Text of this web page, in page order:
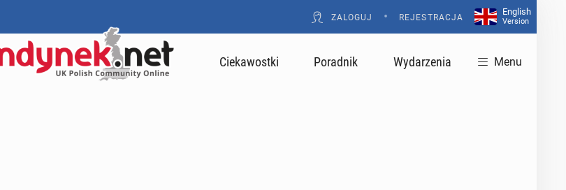
ZALOGUJ • REJESTRACJA
English
Version
Ciekawostki Poradnik Wydarzenia Menu